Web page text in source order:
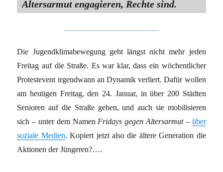
Altersarmut engagieren, Rechte sind.
Die Jugendklimabewegung geht längst nicht mehr jeden
Freitag auf die Straße. Es war klar, dass ein wöchentlicher
Protestevent irgendwann an Dynamik verliert. Dafür wollen
am heutigen Freitag, den 24. Januar, in über 200 Städten
Senioren auf die Straße gehen, und auch sie mobilisieren
sich – unter dem Namen Fridays gegen Altersarmut– über
soziale Medien. Kopiert jetzt also die ältere Generation die
Aktionen der Jüngeren?….